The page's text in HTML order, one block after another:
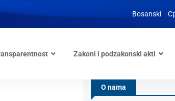
Bosanski
Zakoni i podzakonski akti
O nama